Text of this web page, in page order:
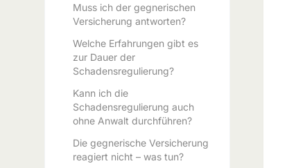
Muss ich der gegnerischen
Versicherung antworten?
Welche Erfahrungen gibt es
zur Dauer der
Schadensregulierung?
Kann ich die
Schadensregulierung auch
ohne Anwalt durchführen?
Die gegnerische Versicherung
reagiert nicht – was tun?